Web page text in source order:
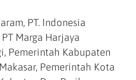
PT. Indonesia
Marga Harjaya
Pemerintah Kabupaten
Pemerintah Kota